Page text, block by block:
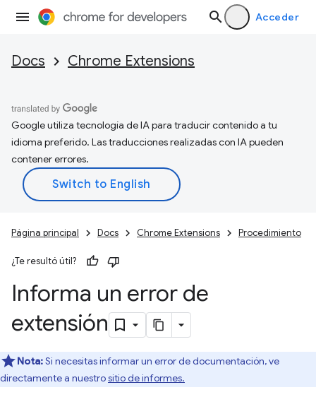
Acceder
Docs Chrome Extensions
Google utiliza tecnología de IA para traducir contenido a tu
idioma preferido. Las traducciones realizadas con IA pueden
contener errores.
Página principal Docs Chrome Extensions Procedimiento
¿Te resultó útil?
Informa un error de
extensión
Nota:Si necesitas informar un error de documentación, ve
directamente a nuestrositio de informes.